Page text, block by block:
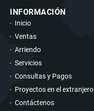
INFORMACIÓN
Inicio
Ventas
Arriendo
Servicios
Consultas y Pagos
Proyectos en el extranjero
Contáctenos